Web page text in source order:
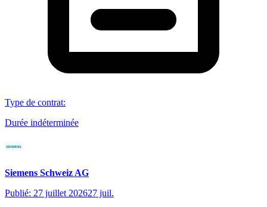
Type de contrat:
Durée indéterminée
Siemens Schweiz AG
Publié: 27 juillet 202627 juil.